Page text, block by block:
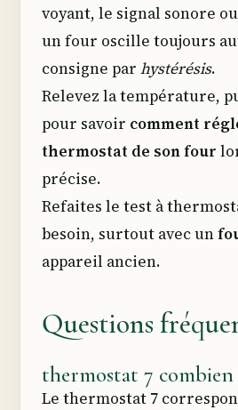
voyant, le signal sonore
un four oscille toujours
consigne par hystérésis.
Relevez la température,
pour savoir comment
thermostat de son four
précise.
Refaites le test à
besoin, surtout avec un
appareil ancien.
Questions
thermostat 7 combien
Le thermostat 7